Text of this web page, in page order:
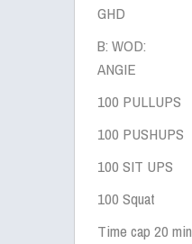
GHD
B: WOD:
ANGIE
100 PULLUPS
100 PUSHUPS
100 SIT UPS
100 Squat
Time cap 20 min